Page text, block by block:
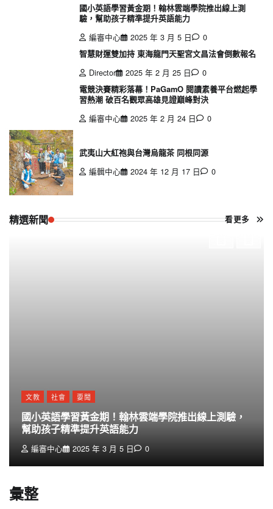
國小英語學習黃金期！翰林雲端學院推出線上測
驗，幫助孩子精準提升英語能力
編審中心
2025 年 3 月 5 日
0
智慧財運雙加持 東海龍門天聖宮文昌法會倒數報名
Director
2025 年 2 月 25 日
0
電競決賽精彩落幕！PaGamO 閱讀素養平台燃起學
習熱潮 破百名觀眾高雄見證巔峰對決
編審中心
2025 年 2 月 24 日 0
武夷山大紅袍與台灣烏龍茶 同根同源
編輯中心
2024 年 12 月 17 日 0
精選新聞 看更多
文教 社會 要聞
國小英語學習黃金期！翰林雲端學院推出線上測驗，
幫助孩子精準提升英語能力
編審中心 2025 年 3 月 5 日 0
彙整